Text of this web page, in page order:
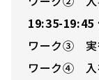
19:35-19:45
ワーク③ 実
ワーク④ 入